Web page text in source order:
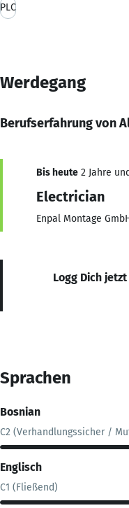
PLC
Werdegang
Berufserfahrung von
Bis heute 2 Jahre
Electrician
Enpal Montage
Logg Dich
Sprachen
Bosnian
C2 (Verhandlungssicher /
Englisch
C1 (Fließend)